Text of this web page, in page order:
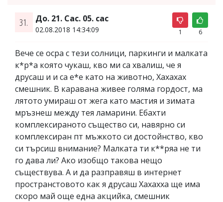
31. До. 21. Сас. 05. сас
02.08.2018 14:34:09 1 6
Вече се осра с тези солници, паркинги и малката
к*р*а която чукаш, кво ми са хвалиш, че я
друсаш и и са е*е като на животно, Хахахах
смешник. В каравана живее голяма гордост, ма
лятото умираш от жега като мастия и зимата
мръзнеш между тея ламарини. Ебахти
комплексираното същество си, навярно си
комплексиран пт мъжкото си достойнство, кво
си търсиш внимание? Малката ти к**ряа не ти
го дава ли? Ако изобщо такова нещо
съществува. А и да разправяш в интернет
пространстовото как я друсаш Хахахха ще има
скоро май още една акцийка, смешник